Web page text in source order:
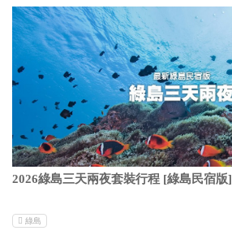
2026綠島三天兩夜套裝行程 [綠島民宿版]
綠島